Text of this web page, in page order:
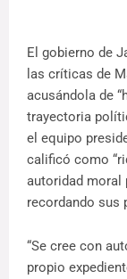
El gobierno de
las críticas de
acusándola de
trayectoria
el equipo
calificó como
autoridad moral
recordando sus
“Se cree con
propio